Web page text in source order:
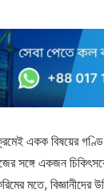
একক বিষয়ের
সঙ্গে একজন
বিজ্ঞানীদের